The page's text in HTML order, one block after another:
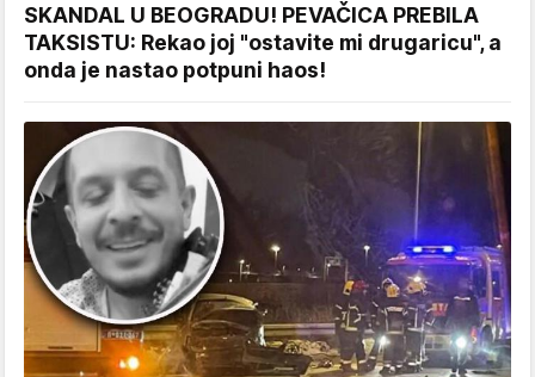
SKANDAL U BEOGRADU! PEVAČICA PREBILA
TAKSISTU: Rekao joj "ostavite mi drugaricu", a
onda je nastao potpuni haos!